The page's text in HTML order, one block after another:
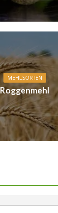
MEHLSORTEN
Roggenmehl